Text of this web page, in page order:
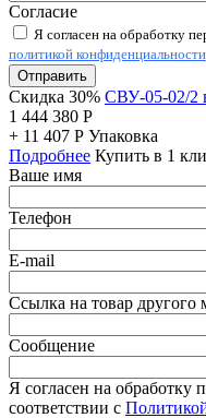
Согласие
Я согласен на обработку
политикой конфиденциальности
Отправить
Скидка 30% СВУ-05-02/2
1 444 380 Р
+ 11 407 Р Упаковка
Подробнее Купить в 1
Ваше имя
Телефон
E-mail
Ссылка на товар другого
Сообщение
Я согласен на обработку
соответствии с